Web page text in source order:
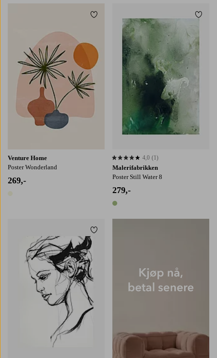
Venture Home
Poster Wonderland
269,-
Legg til favoritter
50X70 70X100
Malerifabrikken
Poster Still Water 8
279,-
1 farge
4,0 basert på 1 karaktergivninger
4,0 (1)
30x40 50x70
Legg til favoritter
50x7070x100